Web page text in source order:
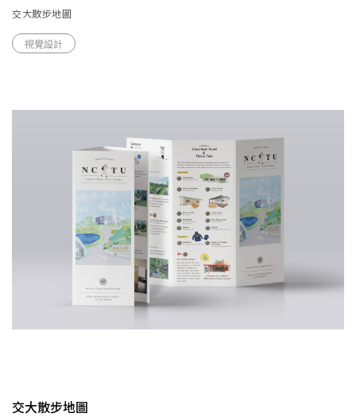
交大散步地圖
視覺設計
交大散步地圖